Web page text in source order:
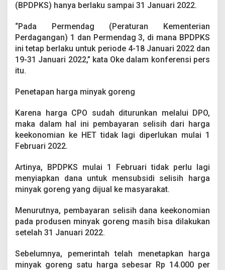
(BPDPKS) hanya berlaku sampai 31 Januari 2022.
“Pada Permendag (Peraturan Kementerian
Perdagangan) 1 dan Permendag 3, di mana BPDPKS
ini tetap berlaku untuk periode 4-18 Januari 2022 dan
19-31 Januari 2022,” kata Oke dalam konferensi pers
itu.
Penetapan harga minyak goreng
Karena harga CPO sudah diturunkan melalui DPO,
maka dalam hal ini pembayaran selisih dari harga
keekonomian ke HET tidak lagi diperlukan mulai 1
Februari 2022.
Artinya, BPDPKS mulai 1 Februari tidak perlu lagi
menyiapkan dana untuk mensubsidi selisih harga
minyak goreng yang dijual ke masyarakat.
Menurutnya, pembayaran selisih dana keekonomian
pada produsen minyak goreng masih bisa dilakukan
setelah 31 Januari 2022.
Sebelumnya, pemerintah telah menetapkan harga
minyak goreng satu harga sebesar Rp 14.000 per